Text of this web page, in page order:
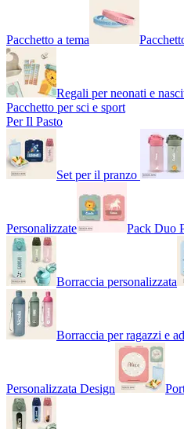
Pacchetto a tema
Regali per neonati e
Pacchetto per sci e sport
Per Il Pasto
Set per il pranzo
Personalizzate Pack Duo
Borraccia personalizzata
Borraccia per ragazzi e
Personalizzata Design